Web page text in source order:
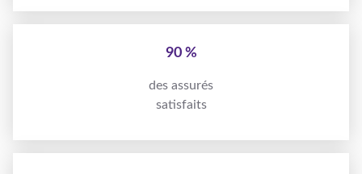
90 %
des assurés
satisfaits